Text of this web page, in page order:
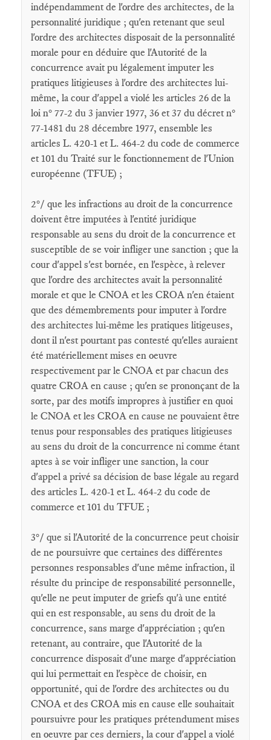
indépendamment de l'ordre des architectes, de la
personnalité juridique ; qu'en retenant que seul
l'ordre des architectes disposait de la personnalité
morale pour en déduire que l'Autorité de la
concurrence avait pu légalement imputer les
pratiques litigieuses à l'ordre des architectes lui-
même, la cour d'appel a violé les articles 26 de la
loi n° 77-2 du 3 janvier 1977, 36 et 37 du décret n°
77-1481 du 28 décembre 1977, ensemble les
articles L. 420-1 et L. 464-2 du code de commerce
et 101 du Traité sur le fonctionnement de l'Union
européenne (TFUE) ;
2°/ que les infractions au droit de la concurrence
doivent être imputées à l'entité juridique
responsable au sens du droit de la concurrence et
susceptible de se voir infliger une sanction ; que la
cour d'appel s'est bornée, en l'espèce, à relever
que l'ordre des architectes avait la personnalité
morale et que le CNOA et les CROA n'en étaient
que des démembrements pour imputer à l'ordre
des architectes lui-même les pratiques litigeuses,
dont il n'est pourtant pas contesté qu'elles auraient
été matériellement mises en oeuvre
respectivement par le CNOA et par chacun des
quatre CROA en cause ; qu'en se prononçant de la
sorte, par des motifs impropres à justifier en quoi
le CNOA et les CROA en cause ne pouvaient être
tenus pour responsables des pratiques litigieuses
au sens du droit de la concurrence ni comme étant
aptes à se voir infliger une sanction, la cour
d'appel a privé sa décision de base légale au regard
des articles L. 420-1 et L. 464-2 du code de
commerce et 101 du TFUE ;
3°/ que si l'Autorité de la concurrence peut choisir
de ne poursuivre que certaines des différentes
personnes responsables d'une même infraction, il
résulte du principe de responsabilité personnelle,
qu'elle ne peut imputer de griefs qu'à une entité
qui en est responsable, au sens du droit de la
concurrence, sans marge d'appréciation ; qu'en
retenant, au contraire, que l'Autorité de la
concurrence disposait d'une marge d'appréciation
qui lui permettait en l'espèce de choisir, en
opportunité, qui de l'ordre des architectes ou du
CNOA et des CROA mis en cause elle souhaitait
poursuivre pour les pratiques prétendument mises
en oeuvre par ces derniers, la cour d'appel a violé